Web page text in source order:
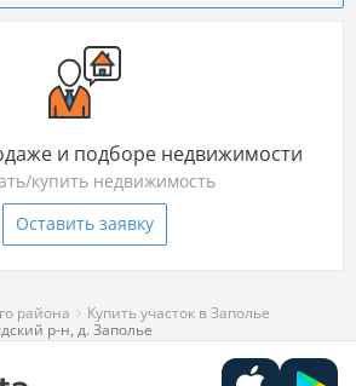
и подборе недвижимости
купить недвижимость
Оставить заявку
района
Купить участок в Заполье
р-н, д. Заполье